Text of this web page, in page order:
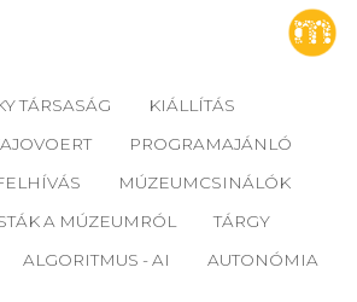
TÁRSASÁG
KIÁLLÍTÁS
PROGRAMAJÁNLÓ
MÚZEUMCSINÁLÓK
A MÚZEUMRÓL
TÁRGY
ALGORITMUS - AI AUTONÓMIA